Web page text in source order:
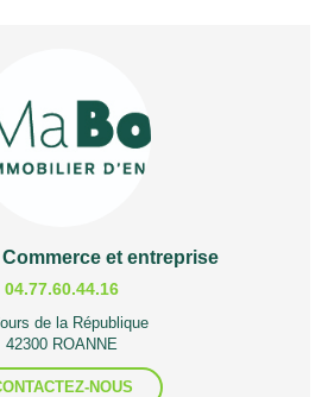
Commerce et entreprise
04.77.60.44.16
de la République
42300 ROANNE
NOUS